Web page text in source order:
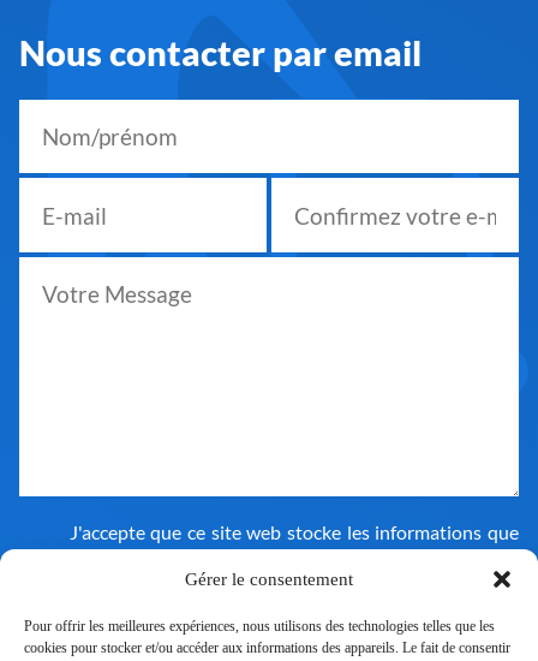
Gérer le consentement
Pour offrir les meilleures expériences, nous utilisons des technologies telles que les
cookies pour stocker et/ou accéder aux informations des appareils. Le fait de consentir
Nous contacter par email
J'accepte que ce site web stocke les informations que
j'ai soumises afin de pouvoir répondre à ma demande.
Consultez notre politique de confidentialité pour en